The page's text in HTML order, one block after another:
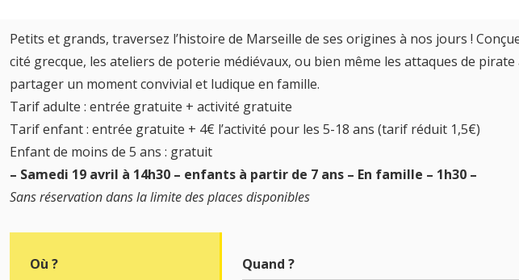
Petits et grands, traversez l’histoire de Marseille de ses origines à nos jours !
cité grecque, les ateliers de poterie médiévaux, ou bien même les attaques de
partager un moment convivial et ludique en famille.
Tarif adulte : entrée gratuite + activité gratuite
Tarif enfant : entrée gratuite + 4€ l’activité pour les 5-18 ans (tarif réduit 1,5€)
Enfant de moins de 5 ans : gratuit
– Samedi 19 avril à 14h30 – enfants à partir de 7 ans – En famille – 1h30 –
Sans réservation dans la limite des places disponibles
Où ?
Quand ?